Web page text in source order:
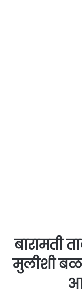
बारामती
मुलीशी